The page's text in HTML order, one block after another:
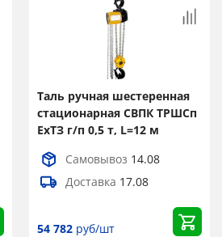
Таль ручная шестеренная
стационарная СВПК ТРШСп
ЕхТЗ г/п 0,5 т, L=12 м
Самовывоз 14.08
Доставка 17.08
54 782 руб/шт
Popup
Title
Popup Content